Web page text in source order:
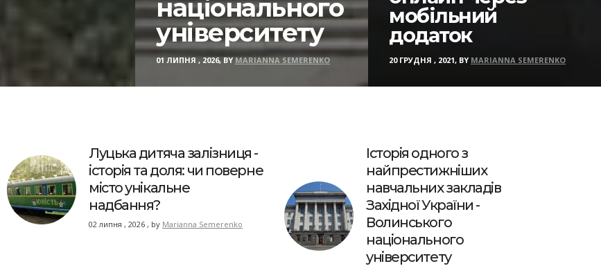
національного
університету
01 ЛИПНЯ , 2026, BYMARIANNA SEMERENKO
мобільний
додаток
20 ГРУДНЯ , 2021, BY MARIANNA SEMERENKO
Луцька дитяча залізниця -
історія та доля: чи поверне
місто унікальне
надбання?
02 липня , 2026, by Marianna Semerenko
Історія одного з
найпрестижніших
навчальних закладів
Західної України -
Волинського
національного
університету